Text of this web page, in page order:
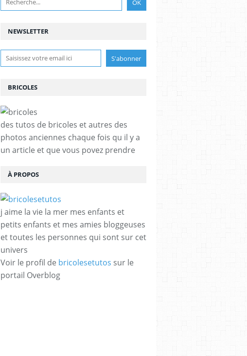
NEWSLETTER
BRICOLES
des tutos de bricoles et autres des
photos anciennes chaque fois qu il y a
un article et que vous povez prendre
À PROPOS
j aime la vie la mer mes enfants et
petits enfants et mes amies bloggeuses
et toutes les personnes qui sont sur cet
univers
Voir le profil de bricolesetutos sur le
portail Overblog